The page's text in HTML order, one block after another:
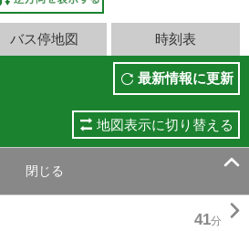
バス停地図 時刻表
最新情報に更新
地図表示に切り替える
閉じる 
41分 